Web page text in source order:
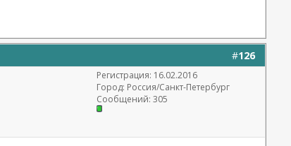
#126
Регистрация: 16.02.2016
Город: Россия/Санкт-Петербург
Сообщений: 305